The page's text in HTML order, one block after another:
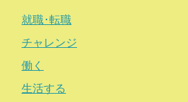
就職･転職
チャレンジ
働く
生活する